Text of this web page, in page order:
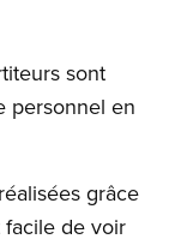
sont
personnel en
grâce
facile de voir